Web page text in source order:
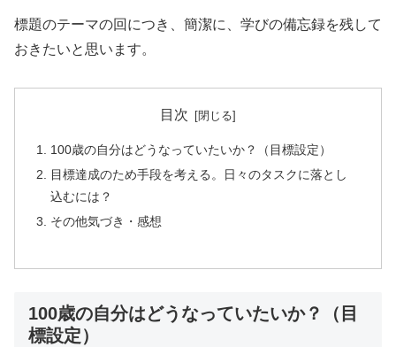
標題のテーマの回につき、簡潔に、学びの備忘録を残して
おきたいと思います。
目次
100歳の自分はどうなっていたいか？（目標設定）
目標達成のため手段を考える。日々のタスクに落とし
込むには？
その他気づき・感想
100歳の自分はどうなっていたいか？（目
標設定）